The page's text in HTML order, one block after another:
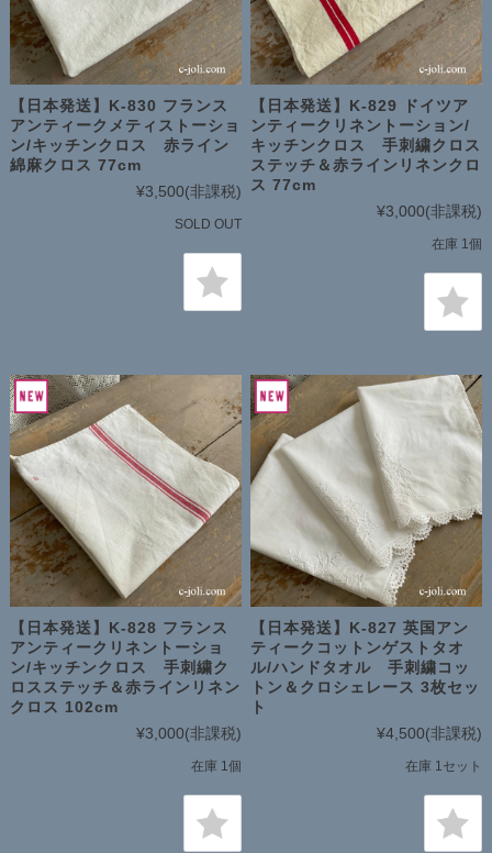
【日本発送】K-830 フランス
アンティークメティストーショ
ン/キッチンクロス 赤ライン
綿麻クロス 77cm
¥3,500(非課税)
SOLD OUT
【日本発送】K-829 ドイツア
ンティークリネントーション/
キッチンクロス 手刺繍クロス
ステッチ＆赤ラインリネンクロ
ス 77cm
¥3,000(非課税)
在庫 1個
【日本発送】K-828 フランス
アンティークリネントーショ
ン/キッチンクロス 手刺繍ク
ロスステッチ＆赤ラインリネン
クロス 102cm
¥3,000(非課税)
在庫 1個
【日本発送】K-827 英国アン
ティークコットンゲストタオ
ル/ハンドタオル 手刺繍コッ
トン＆クロシェレース 3枚セッ
ト
¥4,500(非課税)
在庫 1セット